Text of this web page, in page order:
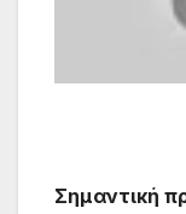
Σημαντική